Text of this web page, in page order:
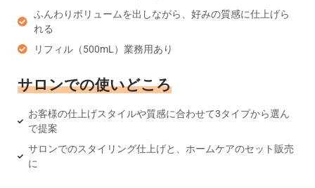
ふんわりボリュームを出しながら、好みの質感に仕上げら
れる
リフィル（500mL）業務用あり
サロンでの使いどころ
お客様の仕上げスタイルや質感に合わせて3タイプから選ん
で提案
サロンでのスタイリング仕上げと、ホームケアのセット販売
に